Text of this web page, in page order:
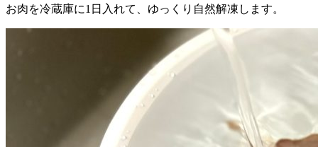
お肉を冷蔵庫に1日入れて、ゆっくり自然解凍します。